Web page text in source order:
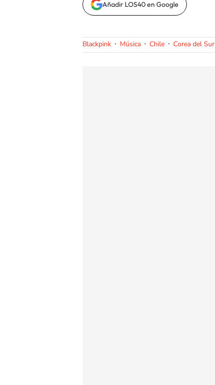
Añadir LOS40 en Google
Blackpink Música Chile Corea del Sur